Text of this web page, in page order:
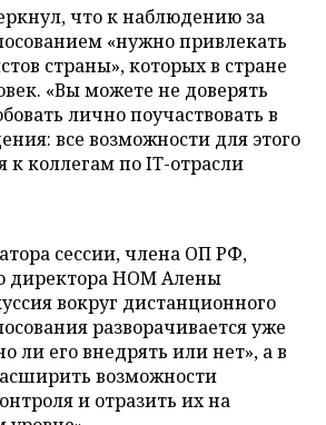
что к наблюдению за
«нужно привлекать
страны», которых в стране
«Вы можете не доверять
лично поучаствовать в
все возможности для этого
к коллегам по IT-отрасли
сессии, члена ОП РФ,
директора НОМ Алены
вокруг дистанционного
разворачивается уже
ли его внедрять или нет», а в
возможности
и отразить их на